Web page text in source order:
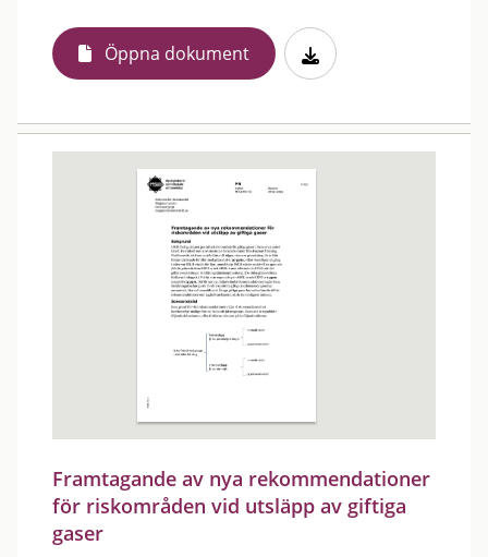
Öppna dokument
Framtagande av nya rekommendationer
för riskområden vid utsläpp av giftiga
gaser